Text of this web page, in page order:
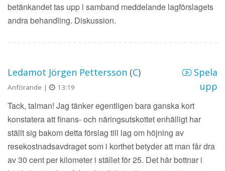
betänkandet tas upp i samband meddelande lagförslagets
andra behandling. Diskussion.
Ledamot Jörgen Pettersson (C)
Anförande | 13:19
Spela
upp
Tack, talman! Jag tänker egentligen bara ganska kort
konstatera att finans- och näringsutskottet enhälligt har
ställt sig bakom detta förslag till lag om höjning av
resekostnadsavdraget som i korthet betyder att man får dra
av 30 cent per kilometer i stället för 25. Det här bottnar i